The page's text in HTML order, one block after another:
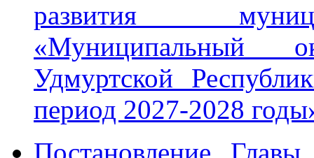
развития
«Муниципальный
Удмуртской
период 2027-2028
Постановление